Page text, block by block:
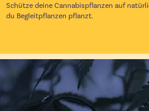
Schütze deine Cannabispflanzen auf
du Begleitpflanzen pflanzt.